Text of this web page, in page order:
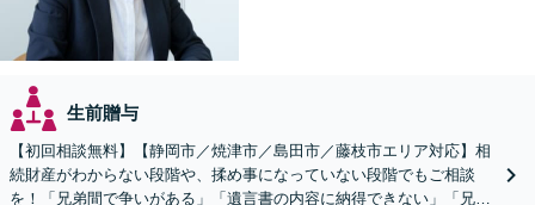
生前贈与
【初回相談無料】【静岡市／焼津市／島田市／藤枝市エリア対応】相
続財産がわからない段階や、揉め事になっていない段階でもご相談
を！「兄弟間で争いがある」「遺言書の内容に納得できない」「兄弟